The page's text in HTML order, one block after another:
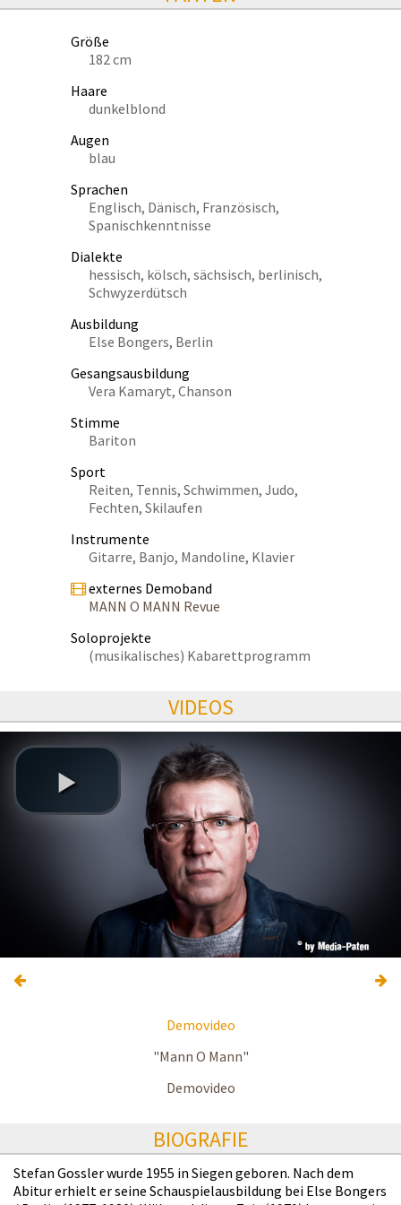
Größe
182 cm
Haare
dunkelblond
Augen
blau
Sprachen
Englisch, Dänisch, Französisch,
Spanischkenntnisse
Dialekte
hessisch, kölsch, sächsisch, berlinisch,
Schwyzerdütsch
Ausbildung
Else Bongers, Berlin
Gesangsausbildung
Vera Kamaryt, Chanson
Stimme
Bariton
Sport
Reiten, Tennis, Schwimmen, Judo,
Fechten, Skilaufen
Instrumente
Gitarre, Banjo, Mandoline, Klavier
externes Demoband
MANN O MANN Revue
Soloprojekte
(musikalisches) Kabarettprogramm
VIDEOS
Demovideo
"Mann O Mann"
Demovideo
BIOGRAFIE
Stefan Gossler wurde 1955 in Siegen geboren. Nach dem
Abitur erhielt er seine Schauspielausbildung bei Else Bongers